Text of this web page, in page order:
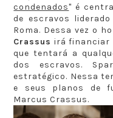
condenados" é
de escravos
Roma. Dessa vez o
Crassus irá financiar
que tentará a
dos escravos.
estratégico. Nessa
e seus planos de
Marcus Crassus.